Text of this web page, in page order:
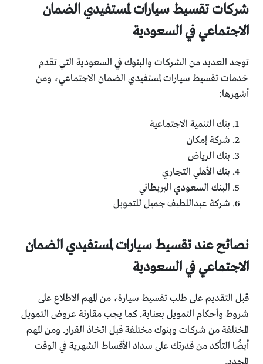
شركات تقسيط سيارات لمستفيدي الضمان
الاجتماعي في السعودية
توجد العديد من الشركات والبنوك في السعودية التي تقدم
خدمات تقسيط سيارات لمستفيدي الضمان الاجتماعي، ومن
أشهرها:
بنك التنمية الاجتماعية
شركة إمكان
بنك الرياض
بنك الأهلي التجاري
البنك السعودي البريطاني
شركة عبداللطيف جميل للتمويل
نصائح عند تقسيط سيارات لمستفيدي الضمان
الاجتماعي في السعودية
قبل التقديم على طلب تقسيط سيارة، من المهم الاطلاع على
شروط وأحكام التمويل بعناية. كما يجب مقارنة عروض التمويل
المختلفة من شركات وبنوك مختلفة قبل اتخاذ القرار. ومن المهم
أيضًا التأكد من قدرتك على سداد الأقساط الشهرية في الوقت